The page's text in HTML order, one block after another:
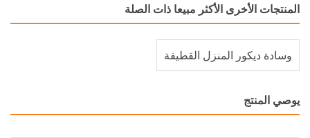
المنتجات الأخرى الأكثر مبيعا ذات الصلة
وسادة ديكور المنزل القطيفة
يوصي المنتج